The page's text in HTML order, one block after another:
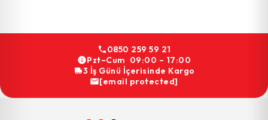
0850 259 59 21
Pzt–Cum 09:00 – 17:00
3 İş Günü İçerisinde Kargo
[email protected]